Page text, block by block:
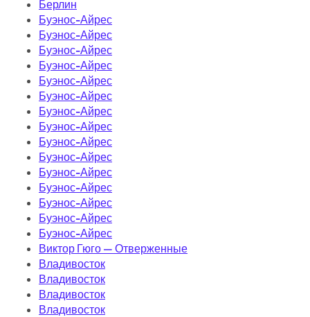
Берлин
Буэнос-Айрес
Буэнос-Айрес
Буэнос-Айрес
Буэнос-Айрес
Буэнос-Айрес
Буэнос-Айрес
Буэнос-Айрес
Буэнос-Айрес
Буэнос-Айрес
Буэнос-Айрес
Буэнос-Айрес
Буэнос-Айрес
Буэнос-Айрес
Буэнос-Айрес
Буэнос-Айрес
Виктор Гюго — Отверженные
Владивосток
Владивосток
Владивосток
Владивосток